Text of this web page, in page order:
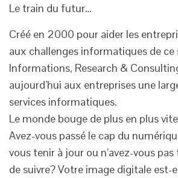
Le train du futur…
Créé en 2000 pour aider les
aux challenges informatiques de ce
Informations, Research &
aujourd’hui aux entreprises une
services informatiques.
Le monde bouge de plus en plus
Avez-vous passé le cap du
vous tenir à jour ou n’avez-vous
de suivre? Votre image digitale est-